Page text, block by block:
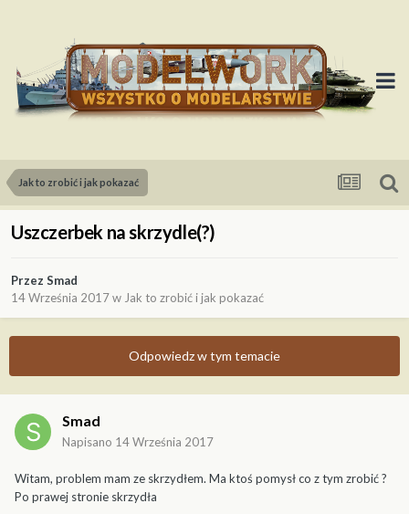
Jak to zrobić i jak pokazać
Uszczerbek na skrzydle(?)
Przez Smad
14 Września 2017w Jak to zrobić i jak pokazać
Odpowiedz w tym temacie
Smad
Napisano 14 Września 2017
Witam, problem mam ze skrzydłem. Ma ktoś pomysł co z tym zrobić ?
Po prawej stronie skrzydła